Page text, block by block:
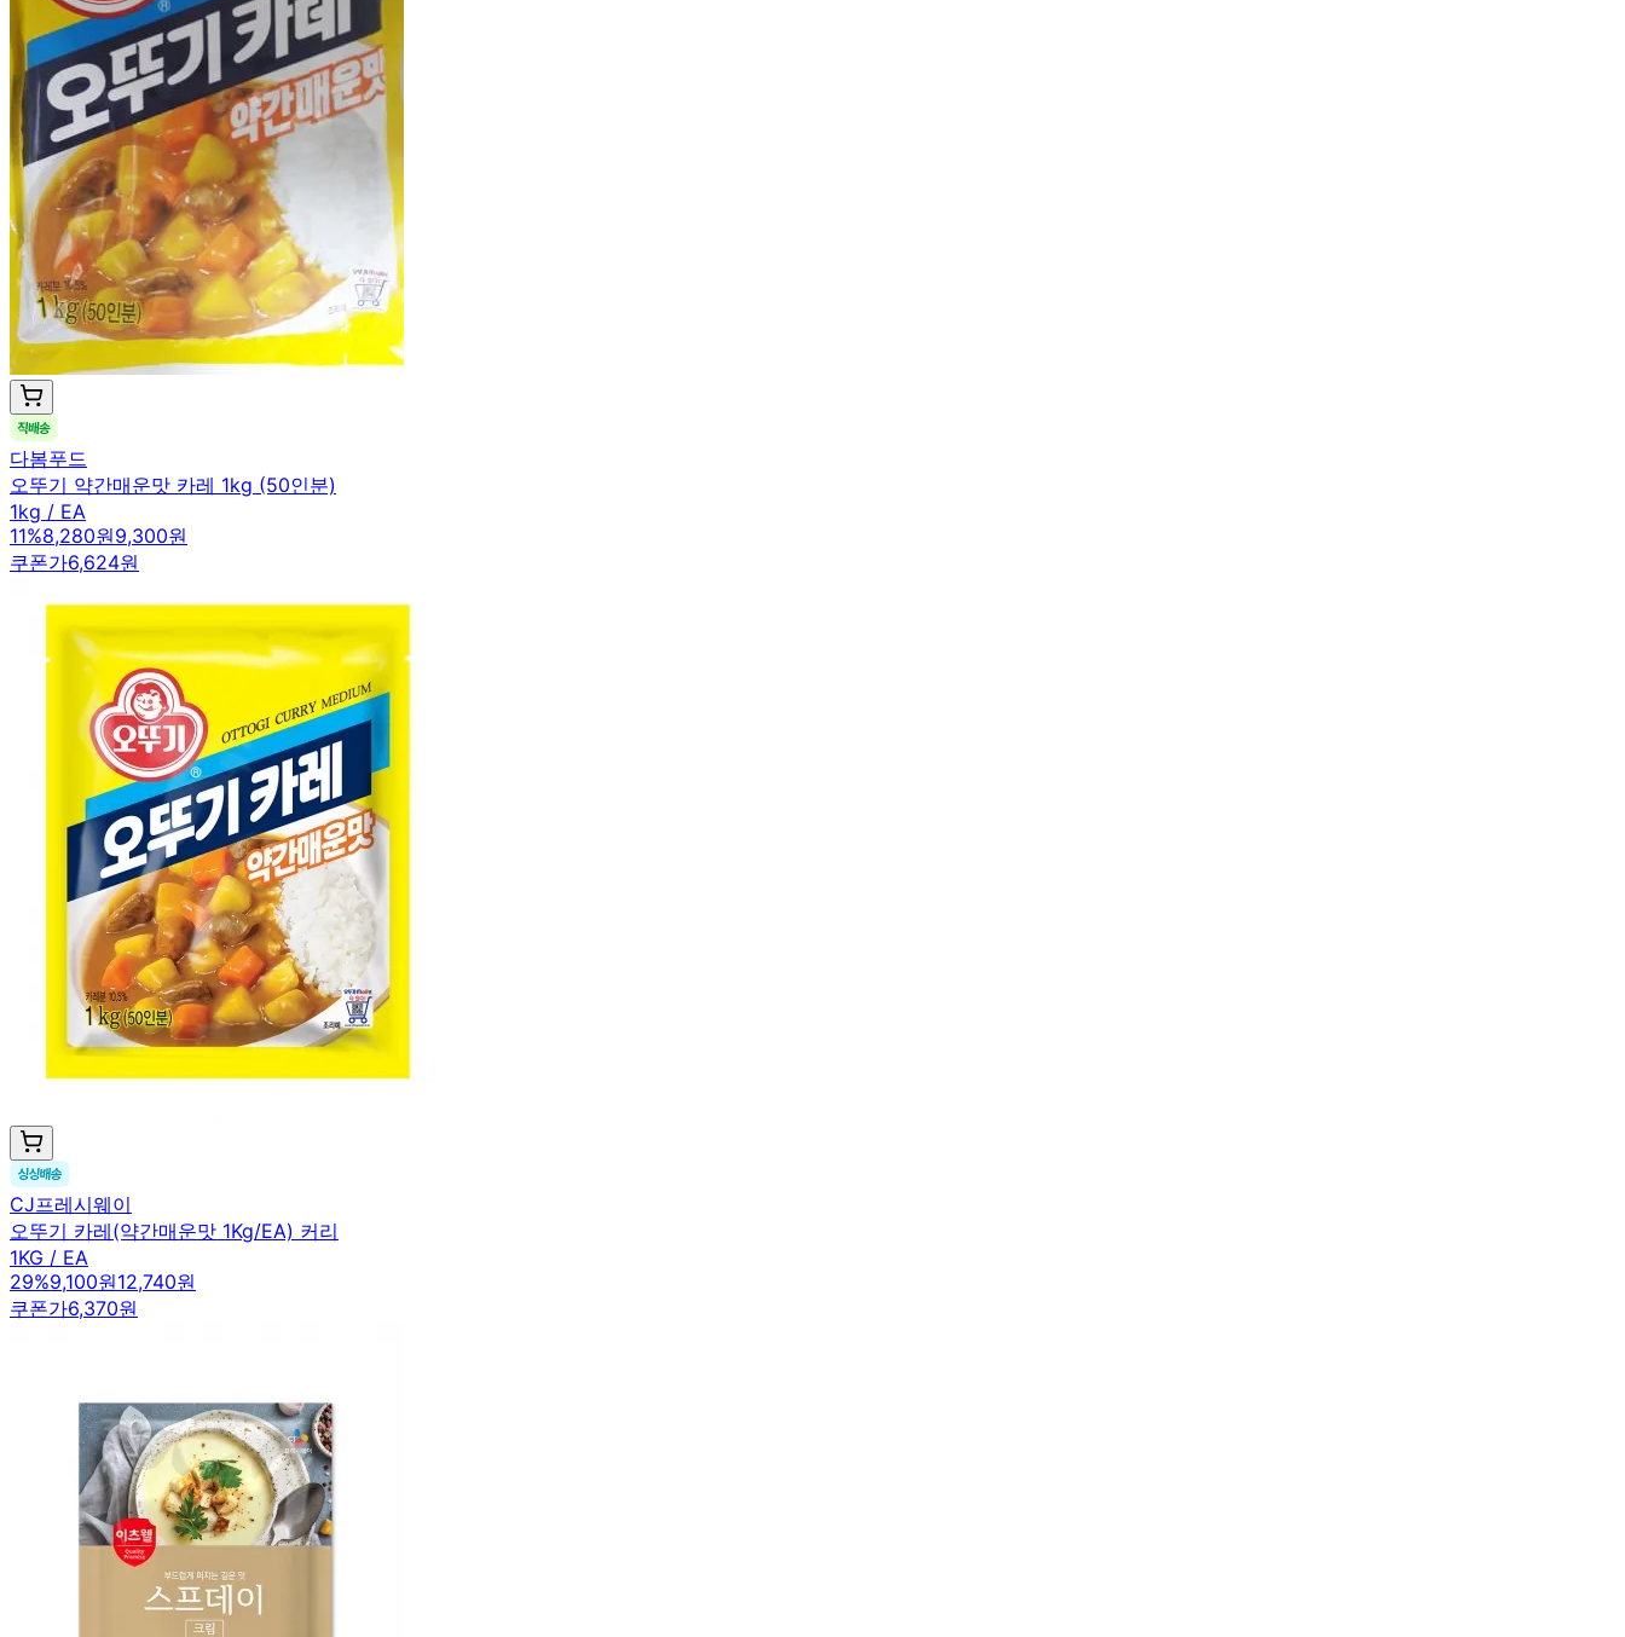
다봄푸드
오뚜기 약간매운맛 카레 1kg (50인분)
1kg / EA
11%8,280원9,300원
쿠폰가6,624원
CJ프레시웨이
오뚜기 카레(약간매운맛 1Kg/EA) 커리
1KG / EA
29%9,100원12,740원
쿠폰가6,370원